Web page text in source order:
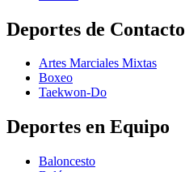
Deportes de Contacto
Artes Marciales Mixtas
Boxeo
Taekwon-Do
Deportes en Equipo
Baloncesto